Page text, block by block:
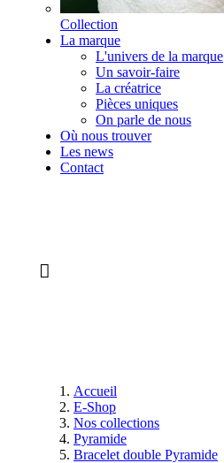
Collection
La marque
L'univers de la marque
Un savoir-faire
La créatrice
Pièces uniques
On parle de nous
Où nous trouver
Les news
Contact
Accueil
E-Shop
Nos collections
Pyramide
Bracelet double Pyramide